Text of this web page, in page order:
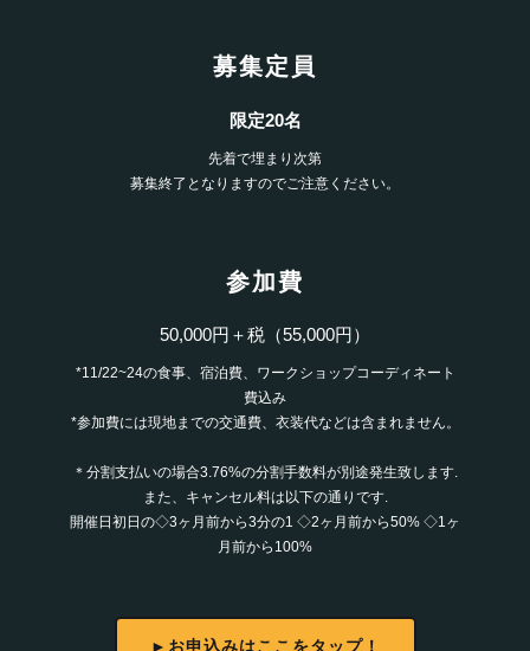
募集定員
限定20名
先着で埋まり次第
募集終了となりますのでご注意ください。
参加費
50,000円＋税（55,000円）
*11/22~24の食事、宿泊費、ワークショップコーディネート
費込み
*参加費には現地までの交通費、衣装代などは含まれません。
＊分割支払いの場合3.76%の分割手数料が別途発生致します.
また、キャンセル料は以下の通りです.
開催日初日の◇3ヶ月前から3分の1 ◇2ヶ月前から50% ◇1ヶ
月前から100%
►お申込みはここをタップ！